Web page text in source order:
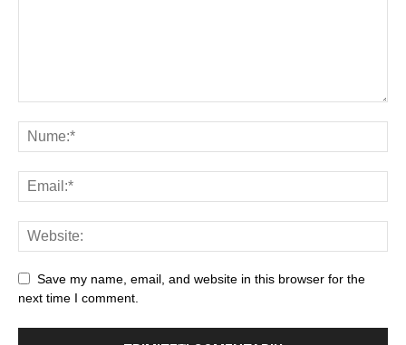
Save my name, email, and website in this browser for the
next time I comment.